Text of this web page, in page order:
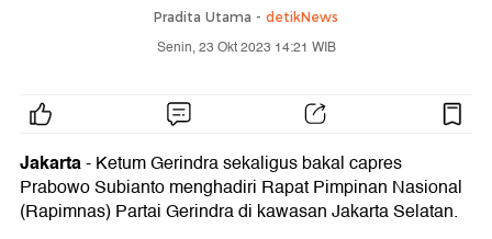
Pradita Utama - detikNews
Senin, 23 Okt 2023 14:21 WIB
Jakarta- Ketum Gerindra sekaligus bakal capres
Prabowo Subianto menghadiri Rapat Pimpinan Nasional
(Rapimnas) Partai Gerindra di kawasan Jakarta Selatan.